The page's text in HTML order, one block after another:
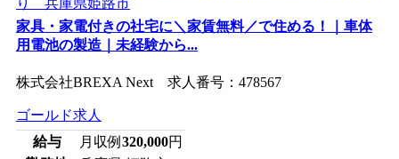
家具・家電付きの社宅に＼家賃無料／で住める！｜車体
用電池の製造｜未経験から...
株式会社BREXA Next 求人番号：478567
ゴールド求人
給与
月収例 320,000円